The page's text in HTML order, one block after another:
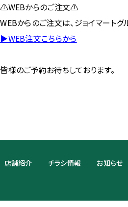
⚠WEBからのご注文⚠
WEBからのご注文は、ジョイマート
▶WEB注文こちらから
皆様のご予約お待ちしております。
店舗紹介 チラシ情報 お知らせ